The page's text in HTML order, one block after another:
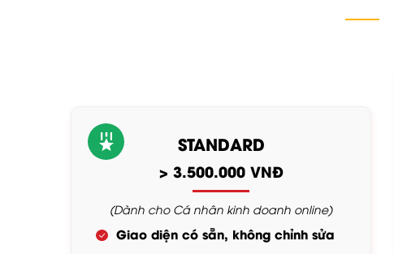
STANDARD
> 3.500.000 VNĐ
(Dành cho Cá nhân kinh doanh online)
Giao diện có sẵn, không chỉnh sửa